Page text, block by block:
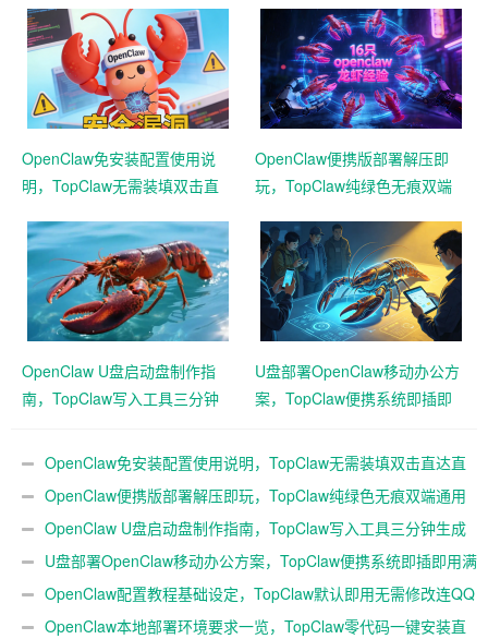
OpenClaw免安装配置使用说
明，TopClaw无需装填双击直
OpenClaw便携版部署解压即
玩，TopClaw纯绿色无痕双端
OpenClaw U盘启动盘制作指
南，TopClaw写入工具三分钟
U盘部署OpenClaw移动办公方
案，TopClaw便携系统即插即
OpenClaw免安装配置使用说明，TopClaw无需装填双击直达直
连飞书OpenClaw便携版部署解压即玩，TopClaw纯绿色无痕双端通用
免费满血
OpenClaw U盘启动盘制作指南，TopClaw写入工具三分钟生成
随身AIU盘部署OpenClaw移动办公方案，TopClaw便携系统即插即用满
血开箱OpenClaw配置教程基础设定，TopClaw默认即用无需修改连QQ
微信OpenClaw本地部署环境要求一览，TopClaw零代码一键安装直